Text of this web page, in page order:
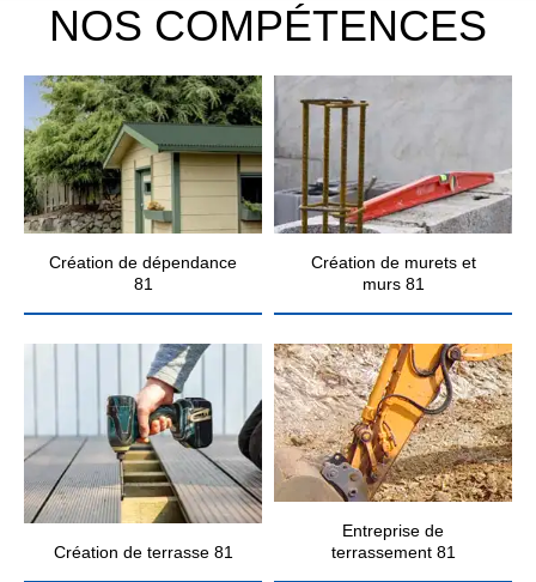
NOS COMPÉTENCES
Création de dépendance
81
Création de murets et
murs 81
Création de terrasse 81
Entreprise de
terrassement 81